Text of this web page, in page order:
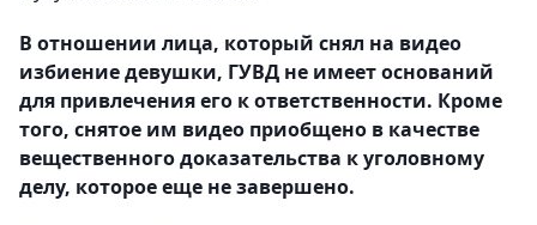
В отношении лица, который снял на видео
избиение девушки, ГУВД не имеет оснований
для привлечения его к ответственности. Кроме
того, снятое им видео приобщено в качестве
вещественного доказательства к уголовному
делу, которое еще не завершено.